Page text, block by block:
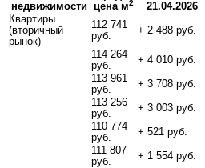
недвижимости цена м2
21.04.2026
Квартиры
(вторичный
рынок)
112 741
руб.
+ 2 488 руб.
114 264
руб.
+ 4 010 руб.
113 961
руб.
+ 3 708 руб.
113 256
руб.
+ 3 003 руб.
110 774
руб.
+ 521 руб.
111 807
руб.
+ 1 554 руб.